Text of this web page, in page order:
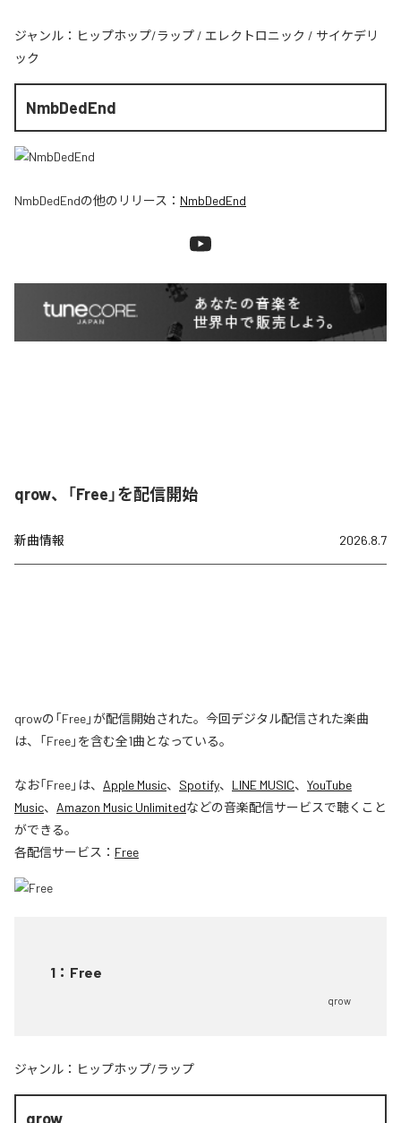
ジャンル： ヒップホップ/ラップ / エレクトロニック / サイケデリ
ック
NmbDedEnd
NmbDedEndの他のリリース： NmbDedEnd
qrow、「Free」を配信開始
新曲情報 2026.8.7
qrowの「Free」が配信開始された。今回デジタル配信された楽曲
は、「Free」を含む全1曲となっている。
なお「Free」は、 Apple Music、 Spotify、 LINE MUSIC、 YouTube
Music、 Amazon Music Unlimitedなどの音楽配信サービスで聴くこと
ができる。
各配信サービス： Free
1 ： Free
qrow
ジャンル： ヒップホップ/ラップ
qrow